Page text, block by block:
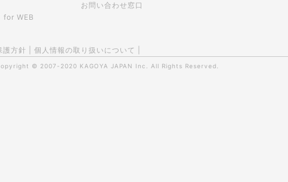
for WEB
お問い合わせ窓口
護方針 個人情報の取り扱いについて
© 2007-2020 KAGOYA JAPAN Inc. All Rights Reserved.